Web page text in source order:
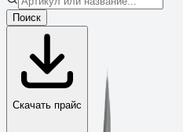
Поиск
Скачать прайс